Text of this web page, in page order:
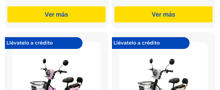
Ver más Ver más
Llévatelo a crédito Llévatelo a crédito